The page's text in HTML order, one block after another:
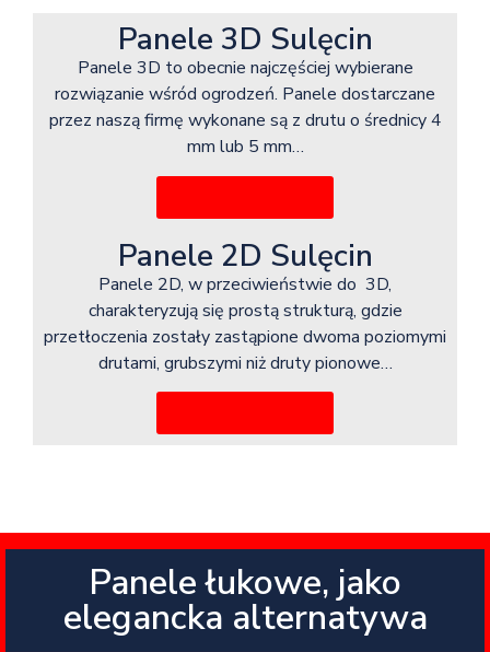
Panele 3D Sulęcin
Panele 3D to obecnie najczęściej wybierane
rozwiązanie wśród ogrodzeń. Panele dostarczane
przez naszą firmę wykonane są z drutu o średnicy 4
mm lub 5 mm…
Panele 2D Sulęcin
Panele 2D, w przeciwieństwie do 3D,
charakteryzują się prostą strukturą, gdzie
przetłoczenia zostały zastąpione dwoma poziomymi
drutami, grubszymi niż druty pionowe…
Panele łukowe, jako
elegancka alternatywa